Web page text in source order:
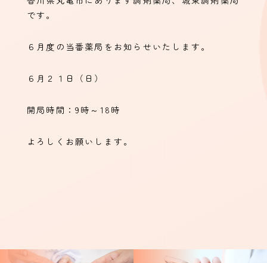
です。
６月度の当番薬局をお知らせいたします。
６月２１日（日）
開局時間：9時～18時
よろしくお願いします。